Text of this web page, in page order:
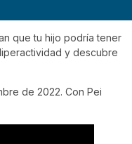
que tu hijo podría tener
y descubre
de 2022. Con Pei